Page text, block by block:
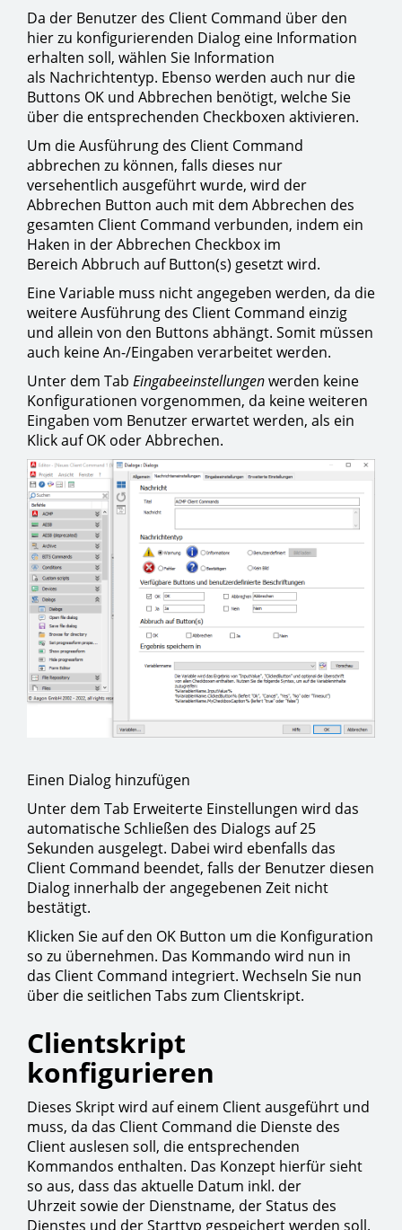
Da der Benutzer des Client Command über den
hier zu konfigurierenden Dialog eine Information
erhalten soll, wählen Sie Information
als Nachrichtentyp. Ebenso werden auch nur die
Buttons OK und Abbrechen benötigt, welche Sie
über die entsprechenden Checkboxen aktivieren.
Um die Ausführung des Client Command
abbrechen zu können, falls dieses nur
versehentlich ausgeführt wurde, wird der
Abbrechen Button auch mit dem Abbrechen des
gesamten Client Command verbunden, indem ein
Haken in der Abbrechen Checkbox im
Bereich Abbruch auf Button(s) gesetzt wird.
Eine Variable muss nicht angegeben werden, da die
weitere Ausführung des Client Command einzig
und allein von den Buttons abhängt. Somit müssen
auch keine An-/Eingaben verarbeitet werden.
Unter dem Tab Eingabeeinstellungenwerden keine
Konfigurationen vorgenommen, da keine weiteren
Eingaben vom Benutzer erwartet werden, als ein
Klick auf OK oder Abbrechen.
Einen Dialog hinzufügen
Unter dem Tab Erweiterte Einstellungen wird das
automatische Schließen des Dialogs auf 25
Sekunden ausgelegt. Dabei wird ebenfalls das
Client Command beendet, falls der Benutzer diesen
Dialog innerhalb der angegebenen Zeit nicht
bestätigt.
Klicken Sie auf den OK Button um die Konfiguration
so zu übernehmen. Das Kommando wird nun in
das Client Command integriert. Wechseln Sie nun
über die seitlichen Tabs zum Clientskript.
Clientskript
konfigurieren
Dieses Skript wird auf einem Client ausgeführt und
muss, da das Client Command die Dienste des
Client auslesen soll, die entsprechenden
Kommandos enthalten. Das Konzept hierfür sieht
so aus, dass das aktuelle Datum inkl. der
Uhrzeit sowie der Dienstname, der Status des
Dienstes und der Starttyp gespeichert werden soll.